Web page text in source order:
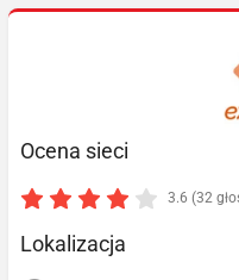
Ocena sieci
3.6 (32
Lokalizacja